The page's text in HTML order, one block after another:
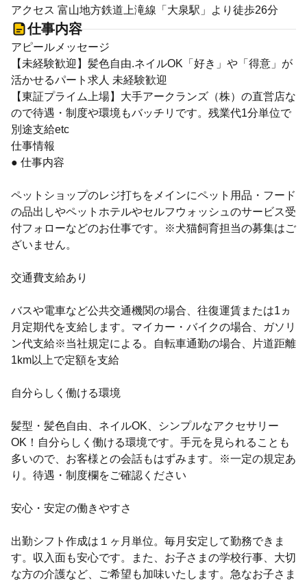
アクセス 富山地方鉄道上滝線「大泉駅」より徒歩26分
仕事内容
アピールメッセージ
【未経験歓迎】髪色自由.ネイルOK「好き」や「得意」が
活かせるパート求人 未経験歓迎
【東証プライム上場】大手アークランズ（株）の直営店な
ので待遇・制度や環境もバッチリです。残業代1分単位で
別途支給etc
仕事情報
● 仕事内容
ペットショップのレジ打ちをメインにペット用品・フード
の品出しやペットホテルやセルフウォッシュのサービス受
付フォローなどのお仕事です。※犬猫飼育担当の募集はご
ざいません。
交通費支給あり
バスや電車など公共交通機関の場合、往復運賃または1ヵ
月定期代を支給します。マイカー・バイクの場合、ガソリ
ン代支給※当社規定による。自転車通勤の場合、片道距離
1km以上で定額を支給
自分らしく働ける環境
髪型・髪色自由、ネイルOK、シンプルなアクセサリー
OK！自分らしく働ける環境です。手元を見られることも
多いので、お客様との会話もはずみます。※一定の規定あ
り。待遇・制度欄をご確認ください
安心・安定の働きやすさ
出勤シフト作成は１ヶ月単位。毎月安定して勤務できま
す。収入面も安心です。また、お子さまの学校行事、大切
な方の介護など、ご希望も加味いたします。急なお子さま